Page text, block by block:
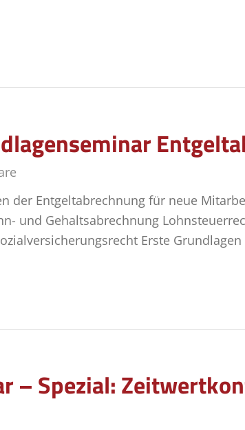
der Entgeltabrechnung für neue
und Gehaltsabrechnung
Erste
– Spezial: